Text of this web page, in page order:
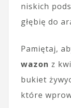
niskich
głębię do
Pamiętaj,
wazon z
bukiet
które